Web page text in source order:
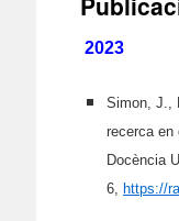
2023
Simon, J.,
recerca en
Docència
6, https://